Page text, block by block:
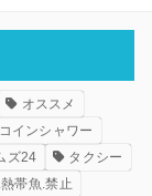
オススメ
コインシャワー
ズ24
タクシー
帯魚.禁止